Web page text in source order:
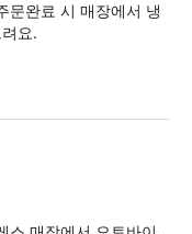
문완료 시 매장에서 냉
요.